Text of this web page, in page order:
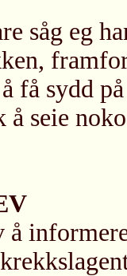
såg eg
få sydd
seie
å